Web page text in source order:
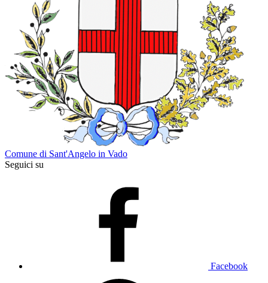
Comune di Sant'Angelo in Vado
Seguici su
Facebook